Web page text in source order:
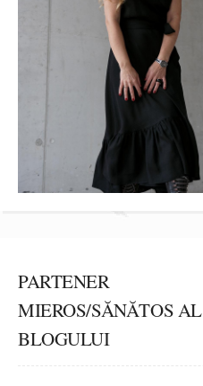
PARTENER
MIEROS/SĂNĂTOS AL
BLOGULUI